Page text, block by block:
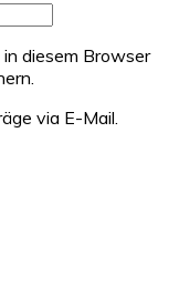
diesem Browser
via E-Mail.